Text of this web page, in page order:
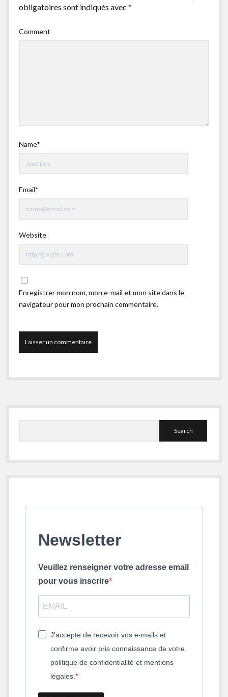
obligatoires sont indiqués avec *
Comment
Name*
Email*
Website
Enregistrer mon nom, mon e-mail et mon site dans le
navigateur pour mon prochain commentaire.
Sidebar
Newsletter
Veuillez renseigner votre adresse email
pour vous inscrire
J'accepte de recevoir vos e-mails et
confirme avoir pris connaissance de votre
politique de confidentialité et mentions
légales.